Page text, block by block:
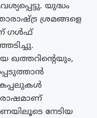
യുദ്ധം
ശ്രമങ്ങളെ
ഗൾഫ്
ഖത്തറിന്റെയും,
കപ്പലുകൾ
നേടിയ